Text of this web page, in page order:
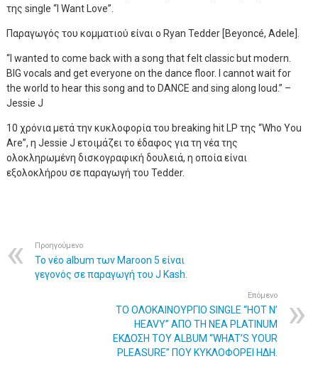
της single “I Want Love”.
Παραγωγός του κομματιού είναι ο Ryan Tedder [Beyoncé, Adele].
“I wanted to come back with a song that felt classic but modern.
BIG vocals and get everyone on the dance floor. I cannot wait for
the world to hear this song and to DANCE and sing along loud.” –
Jessie J
10 χρόνια μετά την κυκλοφορία του breaking hit LP της “Who You
Are”, η Jessie J ετοιμάζει το έδαφος για τη νέα της
ολοκληρωμένη δισκογραφική δουλειά, η οποία είναι
εξολοκλήρου σε παραγωγή του Tedder.
Προηγούμενο
Το νέο album των Maroon 5 είναι
γεγονός σε παραγωγή του J Kash.
Επόμενο
ΤΟ ΟΛΟΚΑΙΝΟΥΡΓΙΟ SINGLE “HOT N’
HEAVY” ΑΠΟ ΤΗ ΝΕΑ PLATINUM
ΕΚΔΟΣΗ ΤΟΥ ALBUM “WHAT’S YOUR
PLEASURE” ΠΟΥ ΚΥΚΛΟΦΟΡΕΙ ΗΔΗ.